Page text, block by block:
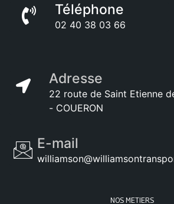
Téléphone
02 40 38 03 66
Adresse
22 route de Saint Etienne
- COUERON
E-mail
NOS METIERS